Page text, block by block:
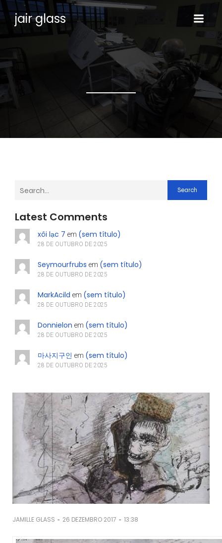
jair glass
Search
Latest Comments
xôi lạc 7 em (sem título)
28 DE OUTUBRO DE 2025
Seymourfrubs em (sem título)
28 DE OUTUBRO DE 2025
MarkAcild em (sem título)
28 DE OUTUBRO DE 2025
Donnielon em (sem título)
28 DE OUTUBRO DE 2025
마사지구인 em (sem título)
28 DE OUTUBRO DE 2025
JAMILLE GLASS - 26 DEZEMBRO 2017 - 13:38